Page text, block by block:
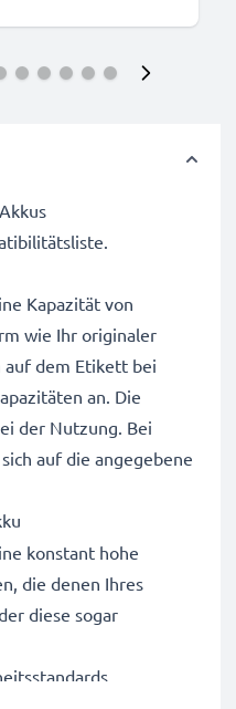
Kapazität von
wie Ihr originaler
dem Etikett bei
an. Die
der Nutzung. Bei
auf die angegebene
konstant hohe
die denen Ihres
diese sogar